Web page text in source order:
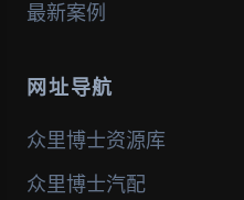
最新案例
网址导航
众里博士资源库
众里博士汽配